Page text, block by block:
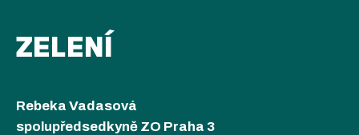
ZELENÍ
Rebeka Vadasová
spolupředsedkyně ZO Praha 3